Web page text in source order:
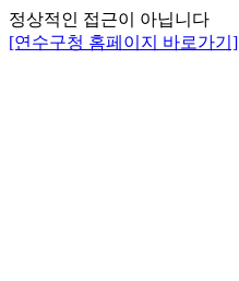
정상적인 접근이 아닙니다
[연수구청 홈페이지 바로가기]